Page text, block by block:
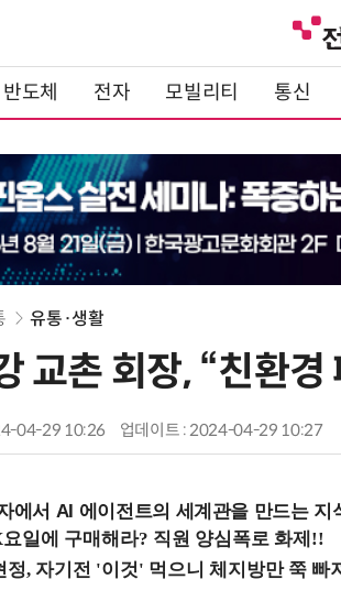
반도체 전자 모빌리티 통신
유통·생활
교촌 회장, “친환
04-29 10:26 업데이트 : 2024-04-29 10:27
에서 AI 에이전트의 세계관을 만드는 지